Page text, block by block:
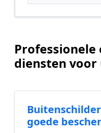
Professionele
diensten voor
goede